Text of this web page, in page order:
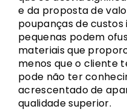
e da proposta de
poupanças de
pequenas podem
materiais que
menos que o cliente
pode não ter
acrescentado de
qualidade superior.